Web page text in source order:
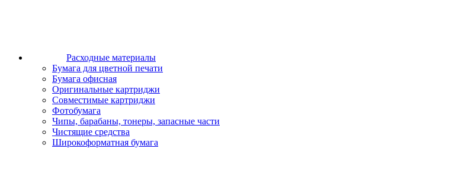
Расходные материалы
Бумага для цветной печати
Бумага офисная
Оригинальные картриджи
Совместимые картриджи
Фотобумага
Чипы, барабаны, тонеры, запасные части
Чистящие средства
Широкоформатная бумага